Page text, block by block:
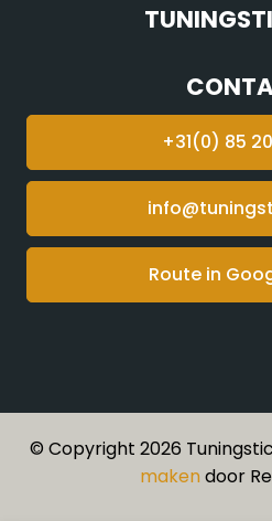
+31(0) 85
Route in
© Copyright 2026
makendoor